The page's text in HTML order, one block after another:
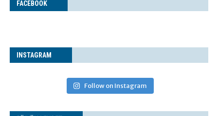
FACE­BOOK
INS­TA­GRAM
Follow on Instagram